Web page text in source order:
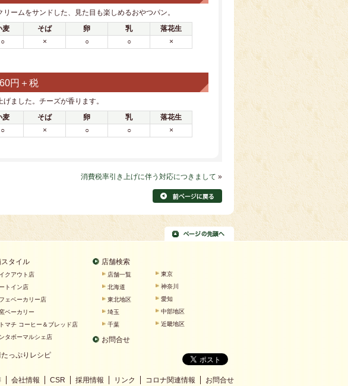
ームをサンドした、見た目も楽しめるおやつパン。
麦 そば 卵 乳
落花生
○ × ○ ○ ×
円＋税
ました。チーズが香ります。
麦 そば 卵 乳
落花生
○ × ○ ○ ×
消費税率引き上げに伴う対応につきまして »
スタイル
クアウト店
トイン店
ェベーカリー店
ベーカリー
マチ コーヒー＆ブレッド店
タボーマルシェ店
っぷりレシピ
店舗検索
店舗一覧
北海道
東北地区
埼玉
千葉
お問合せ
東京
神奈川
愛知
中部地区
近畿地区
お問合せ
コロナ関連情報
リンク
採用情報
CSR
会社情報